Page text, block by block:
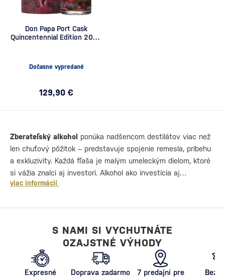
Don Papa Port Cask
Quincentennial Edition 2025
Dočasne vypredané
129,90 €
Zberateľský alkohol ponúka nadšencom destilátov viac než
len chuťový pôžitok – predstavuje spojenie remesla, príbehu
a exkluzivity. Každá fľaša je malým umeleckým dielom, ktoré
si vážia znalci aj investori. Alkohol ako investícia aj…
viac informácií
S NAMI SI VYCHUTNÁTE
OZAJSTNÉ VÝHODY
Expresné
Doprava zadarmo
7 predajní pre